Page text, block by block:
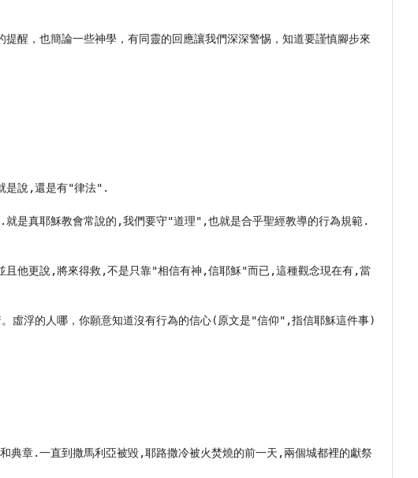
醒，也簡論一些神學，有同靈的回應讓我們深深警惕，知道要謹慎腳步來
是說,還是有"律法".
是真耶穌教會常說的,我們要守"道理",也就是合乎聖經教導的行為規範.
他更說,將來得救,不是只靠"相信有神,信耶穌"而已,這種觀念現在有,當
浮的人哪，你願意知道沒有行為的信心(原文是"信仰",指信耶穌這件事)
章.一直到撒馬利亞被毀,耶路撒冷被火焚燒的前一天,兩個城都裡的獻祭